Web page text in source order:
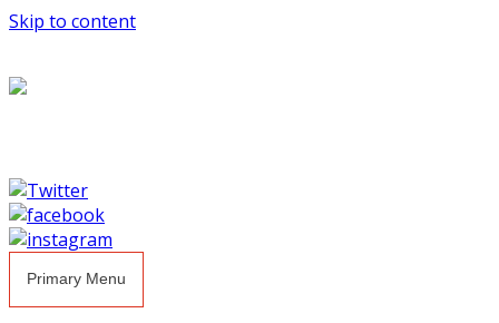
Skip to content
Primary Menu